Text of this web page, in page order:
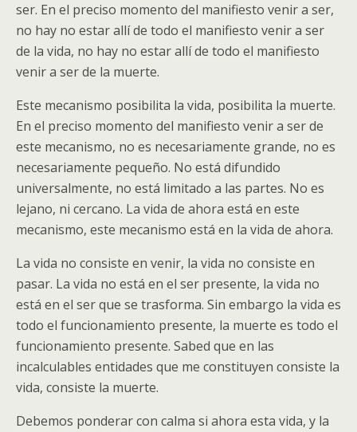
ser. En el preciso momento del manifiesto venir a ser,
no hay no estar allí de todo el manifiesto venir a ser
de la vida, no hay no estar allí de todo el manifiesto
venir a ser de la muerte.
Este mecanismo posibilita la vida, posibilita la muerte.
En el preciso momento del manifiesto venir a ser de
este mecanismo, no es necesariamente grande, no es
necesariamente pequeño. No está difundido
universalmente, no está limitado a las partes. No es
lejano, ni cercano. La vida de ahora está en este
mecanismo, este mecanismo está en la vida de ahora.
La vida no consiste en venir, la vida no consiste en
pasar. La vida no está en el ser presente, la vida no
está en el ser que se trasforma. Sin embargo la vida es
todo el funcionamiento presente, la muerte es todo el
funcionamiento presente. Sabed que en las
incalculables entidades que me constituyen consiste la
vida, consiste la muerte.
Debemos ponderar con calma si ahora esta vida, y la